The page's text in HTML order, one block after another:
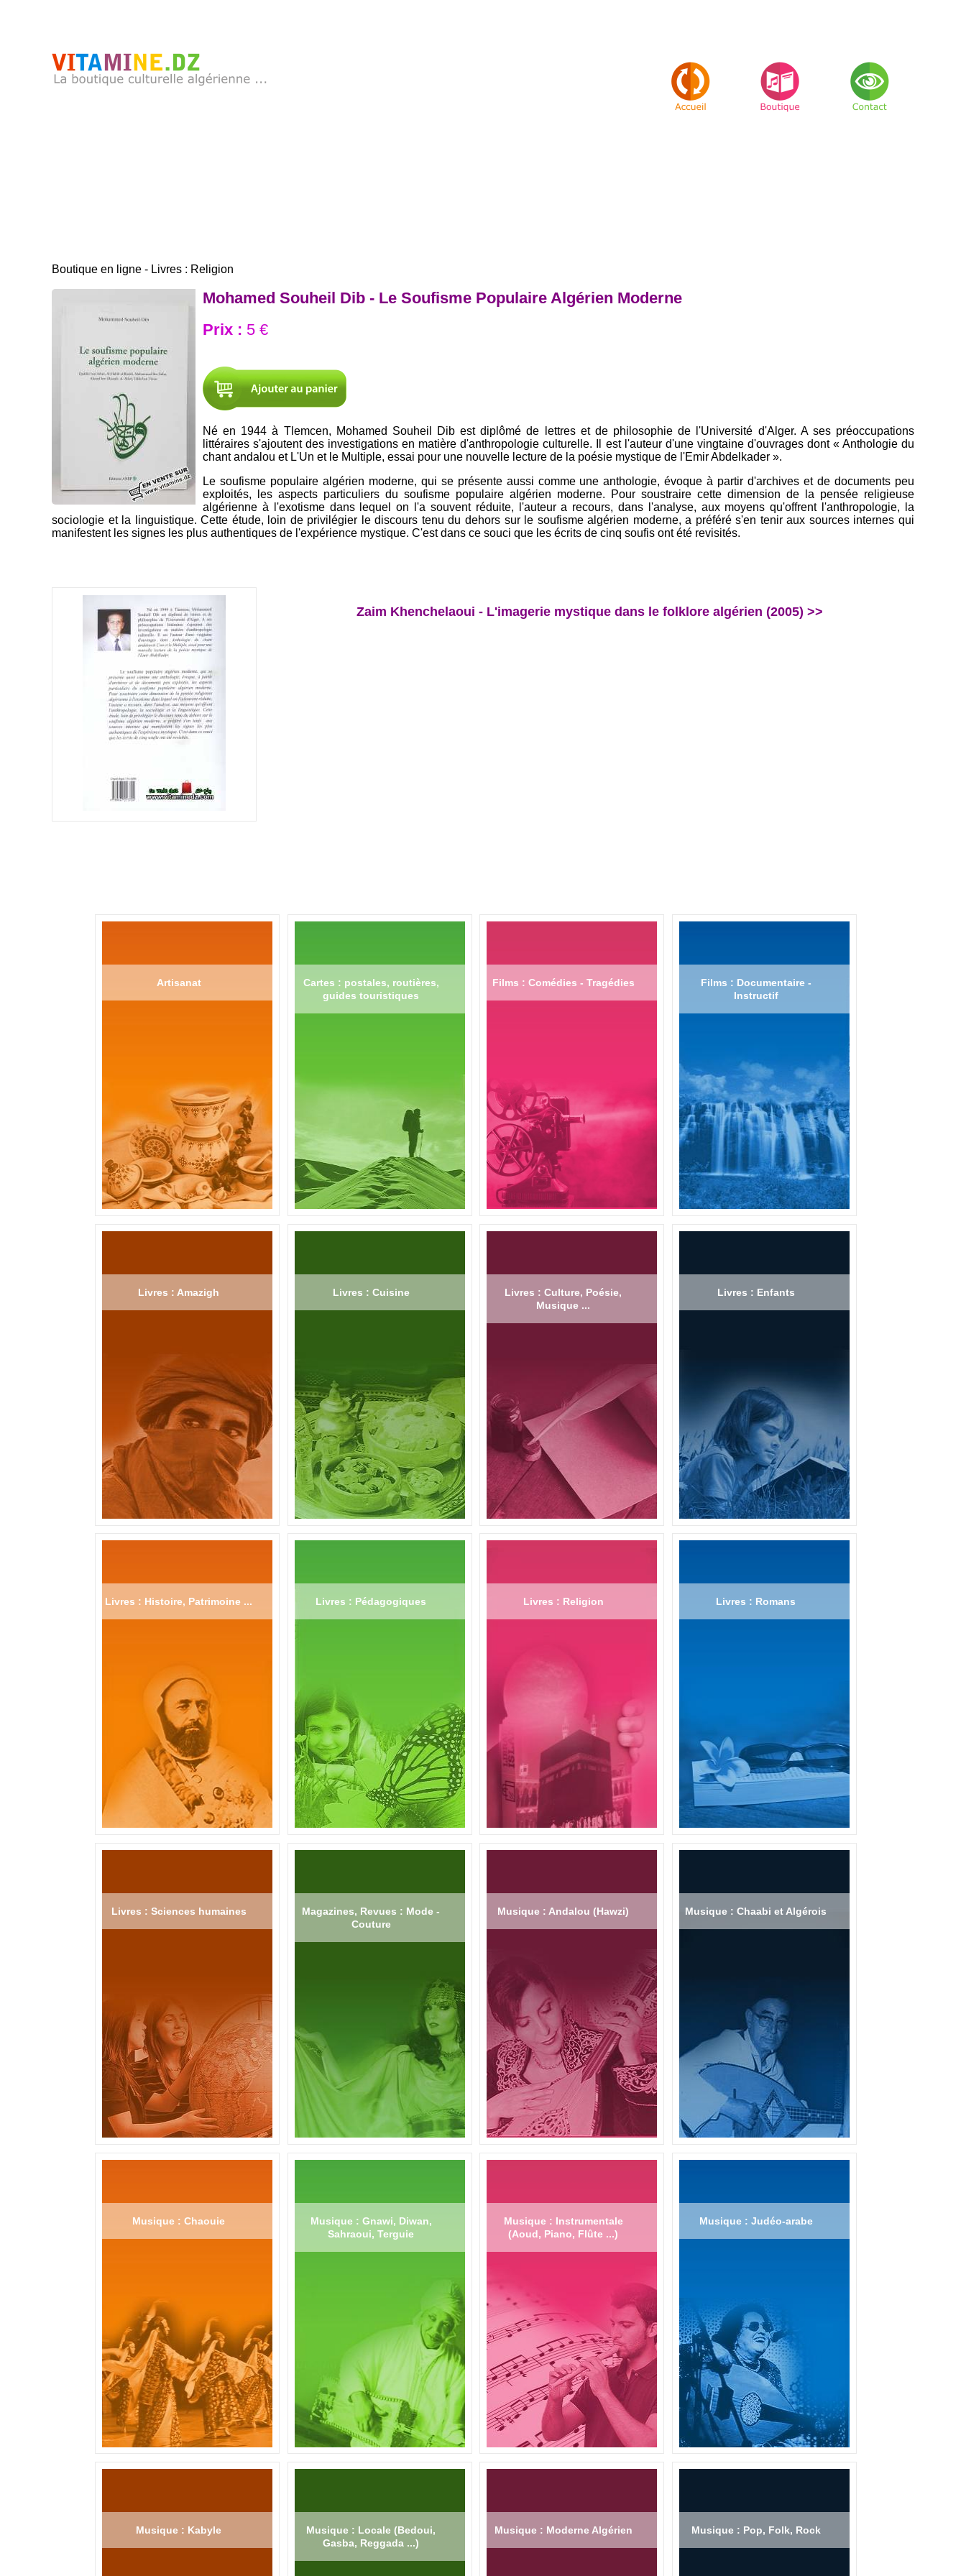
Boutique en ligne - Livres : Religion
Mohamed Souheil Dib - Le Soufisme Populaire Algérien Moderne
Prix : 5 €
Né en 1944 à Tlemcen, Mohamed Souheil Dib est diplômé de lettres et de philosophie de l'Université d'Alger. A ses préoccupations
littéraires s'ajoutent des investigations en matière d'anthropologie culturelle. Il est l'auteur d'une vingtaine d'ouvrages dont « Anthologie du
chant andalou et L'Un et le Multiple, essai pour une nouvelle lecture de la poésie mystique de l'Emir Abdelkader ».
Le soufisme populaire algérien moderne, qui se présente aussi comme une anthologie, évoque à partir d'archives et de documents peu
exploités, les aspects particuliers du soufisme populaire algérien moderne. Pour soustraire cette dimension de la pensée religieuse
algérienne à l'exotisme dans lequel on l'a souvent réduite, l'auteur a recours, dans l'analyse, aux moyens qu'offrent l'anthropologie, la
sociologie et la linguistique. Cette étude, loin de privilégier le discours tenu du dehors sur le soufisme algérien moderne, a préféré s'en tenir aux sources internes qui
manifestent les signes les plus authentiques de l'expérience mystique. C'est dans ce souci que les écrits de cinq soufis ont été revisités.
Zaim Khenchelaoui - L'imagerie mystique dans le folklore algérien (2005) >>
Artisanat
Cartes : postales, routières,
guides touristiques
Films : Comédies - Tragédies
Films : Documentaire -
Instructif
Livres : Amazigh Livres : Cuisine
Livres : Culture, Poésie,
Musique ...
Livres : Enfants
Livres : Histoire, Patrimoine ... Livres : Pédagogiques Livres : Religion Livres : Romans
Livres : Sciences humaines
Magazines, Revues : Mode -
Couture
Musique : Andalou (Hawzi) Musique : Chaabi et Algérois
Musique : Chaouie
Musique : Gnawi, Diwan,
Sahraoui, Terguie
Musique : Instrumentale
(Aoud, Piano, Flûte ...)
Musique : Judéo-arabe
Musique : Kabyle
Musique : Locale (Bedoui,
Gasba, Reggada ...)
Musique : Moderne Algérien Musique : Pop, Folk, Rock